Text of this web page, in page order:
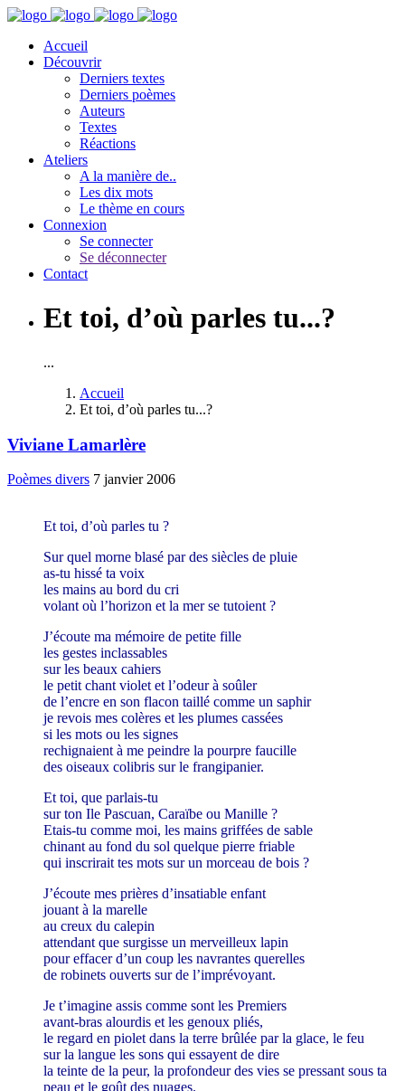
Accueil
Découvrir
Derniers textes
Derniers poèmes
Auteurs
Textes
Réactions
Ateliers
A la manière de..
Les dix mots
Le thème en cours
Connexion
Se connecter
Se déconnecter
Contact
Et toi, d’où parles tu...?
...
Accueil
Et toi, d’où parles tu...?
Viviane Lamarlère
Poèmes divers 7 janvier 2006
Et toi, d’où parles tu ?
Sur quel morne blasé par des siècles de pluie
as-tu hissé ta voix
les mains au bord du cri
volant où l’horizon et la mer se tutoient ?
J’écoute ma mémoire de petite fille
les gestes inclassables
sur les beaux cahiers
le petit chant violet et l’odeur à soûler
de l’encre en son flacon taillé comme un saphir
je revois mes colères et les plumes cassées
si les mots ou les signes
rechignaient à me peindre la pourpre faucille
des oiseaux colibris sur le frangipanier.
Et toi, que parlais-tu
sur ton Ile Pascuan, Caraïbe ou Manille ?
Etais-tu comme moi, les mains griffées de sable
chinant au fond du sol quelque pierre friable
qui inscrirait tes mots sur un morceau de bois ?
J’écoute mes prières d’insatiable enfant
jouant à la marelle
au creux du calepin
attendant que surgisse un merveilleux lapin
pour effacer d’un coup les navrantes querelles
de robinets ouverts sur de l’imprévoyant.
Je t’imagine assis comme sont les Premiers
avant-bras alourdis et les genoux pliés,
le regard en piolet dans la terre brûlée par la glace, le feu
sur la langue les sons qui essayent de dire
la teinte de la peur, la profondeur des vies se pressant sous ta
peau et le goût des nuages.